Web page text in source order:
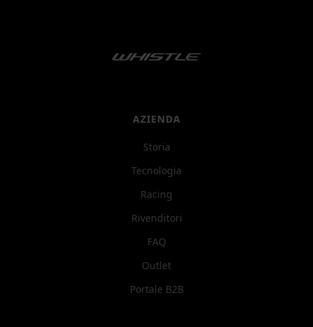
AZIENDA
Storia
Tecnologia
Racing
Rivenditori
FAQ
Outlet
Portale B2B